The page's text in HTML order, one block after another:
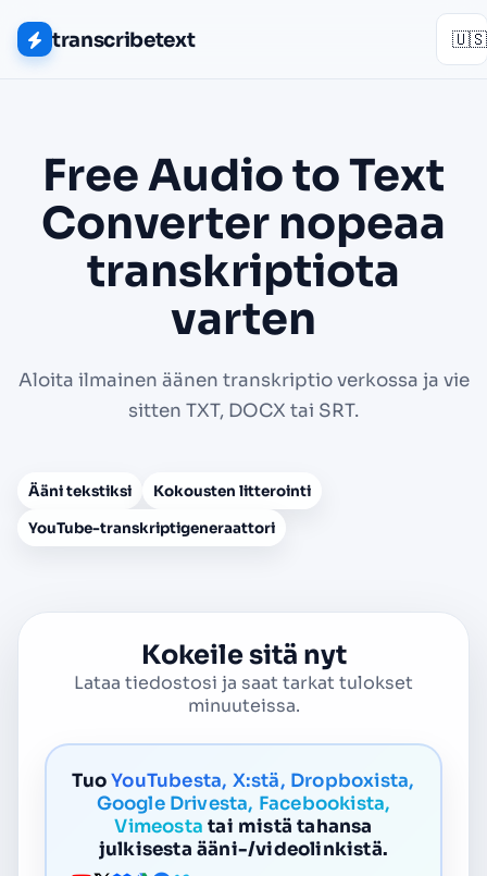
transcribetext 🇺🇸
Free Audio to Text
Converter nopeaa
transkriptiota
varten
Aloita ilmainen äänen transkriptio verkossa ja vie
sitten TXT, DOCX tai SRT.
Ääni tekstiksi
Kokousten litterointi
YouTube-transkriptigeneraattori
Kokeile sitä nyt
Lataa tiedostosi ja saat tarkat tulokset
minuuteissa.
TuoYouTubesta, X:stä, Dropboxista,
Google Drivesta, Facebookista,
Vimeosta tai mistä tahansa
julkisesta ääni-/videolinkistä.